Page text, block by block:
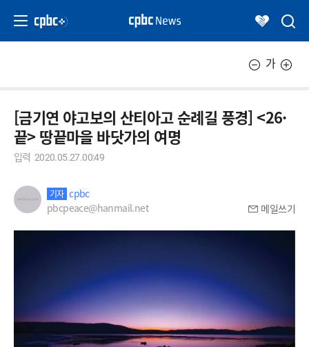
가
[금기연 야고보의 산티아고 순례길 풍경] <26·
끝> 땅끝마을 바닷가의 여명
입력 2020.05.27.00:49
기자 cpbc
pbcpeace@hanmail.net
메일쓰기